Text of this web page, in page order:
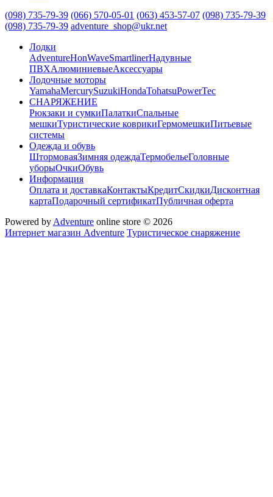
(098) 735-79-39 (066) 570-05-01 (063) 453-57-07 (098) 735-79-39
(098) 735-79-39 adventure_shop@ukr.net
Лодки
AdventureHonWaveSmartlinerНадувные
ПВХАлюминиевыеАксессуары
Лодочные моторы
YamahaMercurySuzukiHondaTohatsuPowerTec
СНАРЯЖЕНИЕ
Рюкзаки и сумкиПалаткиСпальные
мешкиТуристические коврикиГермомешкиПитьевые
системы
Одежда и обувь
ШтормоваяЗимняя одеждаТермобельеГоловные
уборыОчкиОбувь
Информация
Оплата и доставкаКонтактыКредитСкидкиДисконтная
картаПодарочный сертификатПубличная оферта
Powered by Adventure online store © 2026
Интернет магазин Adventure Туристическое снаряжение